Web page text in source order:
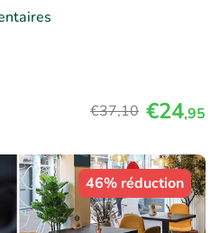
€37,10 €24,95
46% réduction